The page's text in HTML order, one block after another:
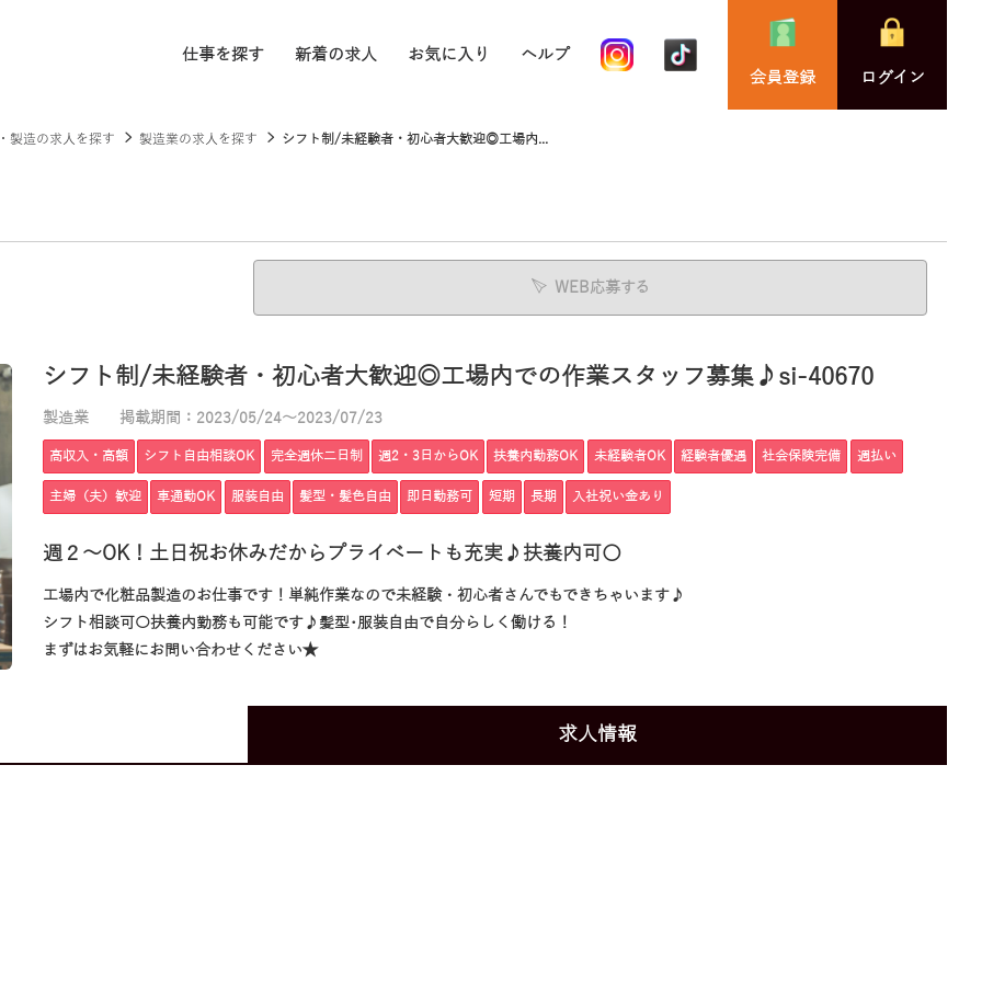
仕事を探す 新着の求人 お気に入り
ヘルプ
会員登録
ログイン
製造の求人を探す 製造業の求人を探す シフト制/未経験者・初心者大歓迎◎工場内...
WEB応募する
シフト制/未経験者・初心者大歓迎◎工場内での作業スタッフ募集♪si-40670
製造業 掲載期間：2023/05/24～2023/07/23
高収入・高額 シフト自由相談OK 完全週休二日制 週2・3日からOK 扶養内勤務OK 未経験者OK 経験者優遇 社会保険完備 週払い
主婦（夫）歓迎 車通勤OK 服装自由 髪型・髪色自由 即日勤務可 短期 長期 入社祝い金あり
週２～OK！土日祝お休みだからプライベートも充実♪扶養内可〇
工場内で化粧品製造のお仕事です！単純作業なので未経験・初心者さんでもできちゃいます♪
シフト相談可〇扶養内勤務も可能です♪髪型･服装自由で自分らしく働ける！
まずはお気軽にお問い合わせください★
求人情報